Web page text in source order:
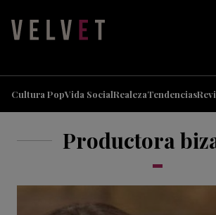
Cultura PopVida SocialRealezaTendencias
Productora